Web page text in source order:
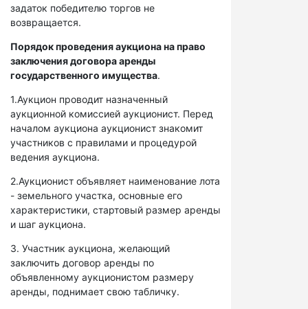
задаток победителю торгов не
возвращается.
Порядок проведения аукциона на право
заключения договора аренды
государственного имущества.
1.Аукцион проводит назначенный
аукционной комиссией аукционист. Перед
началом аукциона аукционист знакомит
участников с правилами и процедурой
ведения аукциона.
2.Аукционист объявляет наименование лота
- земельного участка, основные его
характеристики, стартовый размер аренды
и шаг аукциона.
3. Участник аукциона, желающий
заключить договор аренды по
объявленному аукционистом размеру
аренды, поднимает свою табличку.